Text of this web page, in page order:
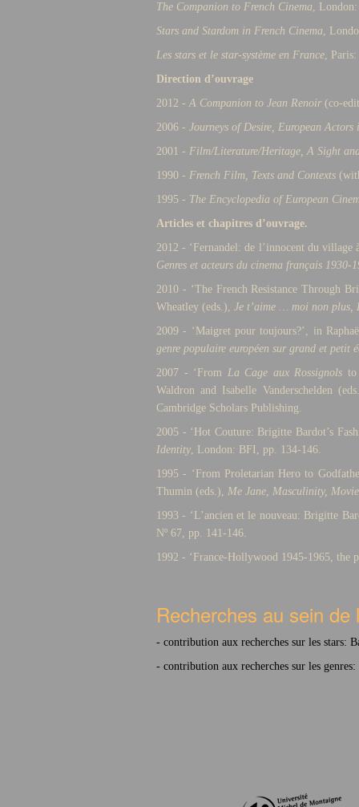
The Companion to French Cinema,
Stars and Stardom in French Cinema,
Les stars et le star-système en France,
Direction d’ouvrage
2012 - A Companion to Jean Renoir(co-
2006 - Journeys of Desire, European
2001 - Film/Literature/Heritage, A Sight
1990 - French Film, Texts and Contexts
1995 - The Encyclopedia of European
Articles et chapitres d’ouvrage.
2012 - ‘Fernandel: de l’innocent du village
Genres et acteurs du cinema français 1930-
2010 - ‘The French Resistance Through
Wheatley (eds.), Je t’aime … moi non plus,
2009 - ‘Maigret pour toujours?’, in
genre populaire européen sur grand et petit
2007 - ‘From La Cage aux Rossignols
Waldron and Isabelle Vanderschelden
Cambridge Scholars Publishing.
2005 - ‘Hot Couture: Brigitte Bardot’s
Identity, London: BFI, pp. 134-146.
1995 - ‘From Proletarian Hero to
Thumin (eds.), Me Jane, Masculinity,
1993 - ‘L’ancien et le nouveau: Brigitte
Nº 67, pp. 141-146.
1992 - ‘France-Hollywood 1945-1965, the
Recherches au sein de
- contribution aux recherches sur les stars:
- contribution aux recherches sur les